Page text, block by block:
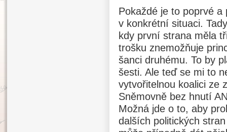
Pokaždé je to poprvé
v konkrétní situaci.
kdy první strana měla
trošku znemožňuje
šanci druhému. To by
šesti. Ale teď se mi to
vytvořitelnou koalici ze
Sněmovně bez hnutí
Možná jde o to, aby
dalších politických